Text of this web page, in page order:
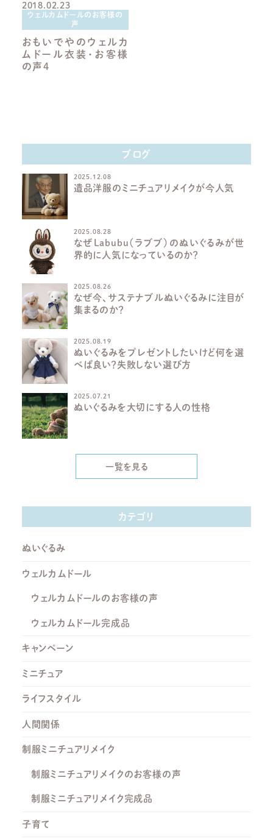
2018.02.23
ウェルカムドールのお客様の
声
おもいでやのウェルカ
ムドール衣装・お客様
の声４
ブログ
2025.12.08
遺品洋服のミニチュアリメイクが今人気
2025.08.28
なぜLabubu（ラブブ）のぬいぐるみが世
界的に人気になっているのか？
2025.08.26
なぜ今、サステナブルぬいぐるみに注目が
集まるのか？
2025.08.19
ぬいぐるみをプレゼントしたいけど何を選
べば良い？失敗しない選び方
2025.07.21
ぬいぐるみを大切にする人の性格
一覧を見る
カテゴリ
ぬいぐるみ
ウェルカムドール
ウェルカムドールのお客様の声
ウェルカムドール完成品
キャンペーン
ミニチュア
ライフスタイル
人間関係
制服ミニチュアリメイク
制服ミニチュアリメイクのお客様の声
制服ミニチュアリメイク完成品
子育て